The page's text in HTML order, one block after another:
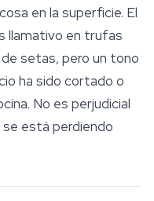
en la superficie. El
llamativo en trufas
setas, pero un tono
ha sido cortado o
No es perjudicial
se está perdiendo